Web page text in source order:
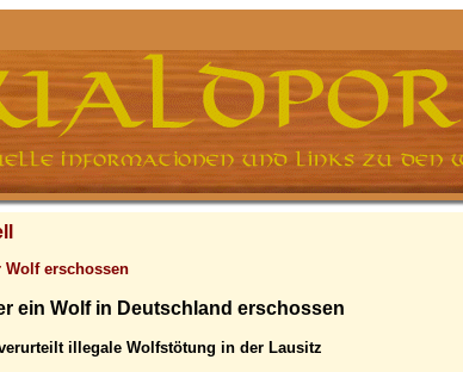
Wolf erschossen
ein Wolf in Deutschland erschossen
illegale Wolfstötung in der Lausitz